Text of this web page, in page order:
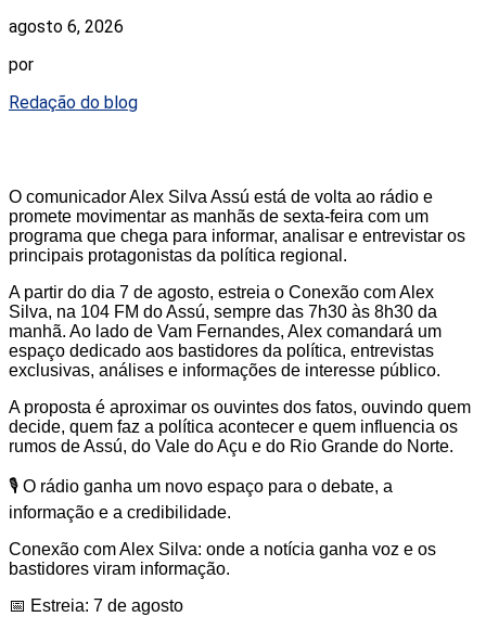
agosto 6, 2026
por
Redação do blog
O comunicador Alex Silva Assú está de volta ao rádio e
promete movimentar as manhãs de sexta-feira com um
programa que chega para informar, analisar e entrevistar os
principais protagonistas da política regional.
A partir do dia 7 de agosto, estreia o Conexão com Alex
Silva, na 104 FM do Assú, sempre das 7h30 às 8h30 da
manhã. Ao lado de Vam Fernandes, Alex comandará um
espaço dedicado aos bastidores da política, entrevistas
exclusivas, análises e informações de interesse público.
A proposta é aproximar os ouvintes dos fatos, ouvindo quem
decide, quem faz a política acontecer e quem influencia os
rumos de Assú, do Vale do Açu e do Rio Grande do Norte.
🎙️ O rádio ganha um novo espaço para o debate, a
informação e a credibilidade.
Conexão com Alex Silva: onde a notícia ganha voz e os
bastidores viram informação.
📅 Estreia: 7 de agosto